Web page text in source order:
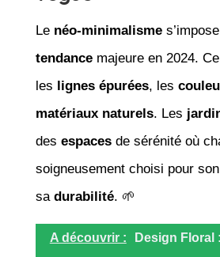
Le néo-minimalisme
tendancemajeure en 2024.
les lignes épurées, les
matériaux naturels. Les
des espacesde sérénité où
soigneusement choisi pour son
sa durabilité. 🌱
A découvrir : Design Floral :